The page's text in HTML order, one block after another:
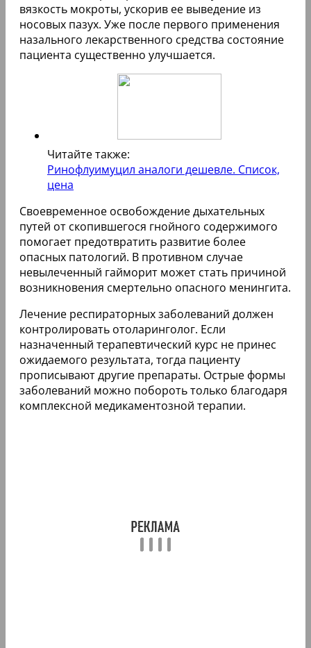
вязкость мокроты, ускорив ее выведение из
носовых пазух. Уже после первого применения
назального лекарственного средства состояние
пациента существенно улучшается.
Читайте также:
Ринофлуимуцил аналоги дешевле. Список,
цена
Своевременное освобождение дыхательных
путей от скопившегося гнойного содержимого
помогает предотвратить развитие более
опасных патологий. В противном случае
невылеченный гайморит может стать причиной
возникновения смертельно опасного менингита.
Лечение респираторных заболеваний должен
контролировать отоларинголог. Если
назначенный терапевтический курс не принес
ожидаемого результата, тогда пациенту
прописывают другие препараты. Острые формы
заболеваний можно побороть только благодаря
комплексной медикаментозной терапии.